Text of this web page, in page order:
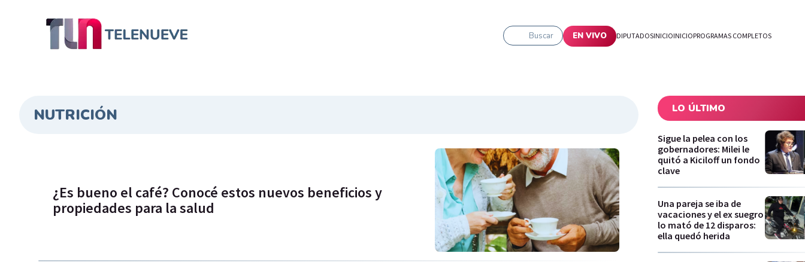
Buscar EN VIVO DIPUTADOSINICIOINICIOPROGRAMAS COMPLETOS
NUTRICIÓN
¿Es bueno el café? Conocé estos nuevos beneficios y
propiedades para la salud
LO ÚLTIMO
Sigue la pelea con los
gobernadores: Milei le
quitó a Kiciloff un fondo
clave
Una pareja se iba de
vacaciones y el ex suegro
lo mató de 12 disparos:
ella quedó herida